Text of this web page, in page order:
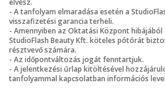
elvész.
- A tanfolyam elmaradása esetén a
visszafizetési garancia terheli.
- Amennyiben az Oktatási Központ
StudioFlash Beauty Kft. köteles pótórát
résztvevő számára.
- Az időpontváltozás jogát fenntartjuk.
- A jelentkezési űrlap kitöltésével
tanfolyammal kapcsolatban információs